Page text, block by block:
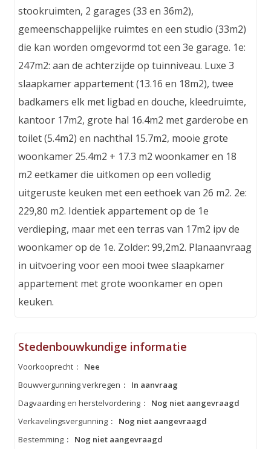
stookruimten, 2 garages (33 en 36m2),
gemeenschappelijke ruimtes en een studio (33m2)
die kan worden omgevormd tot een 3e garage. 1e:
247m2: aan de achterzijde op tuinniveau. Luxe 3
slaapkamer appartement (13.16 en 18m2), twee
badkamers elk met ligbad en douche, kleedruimte,
kantoor 17m2, grote hal 16.4m2 met garderobe en
toilet (5.4m2) en nachthal 15.7m2, mooie grote
woonkamer 25.4m2 + 17.3 m2 woonkamer en 18
m2 eetkamer die uitkomen op een volledig
uitgeruste keuken met een eethoek van 26 m2. 2e:
229,80 m2. Identiek appartement op de 1e
verdieping, maar met een terras van 17m2 ipv de
woonkamer op de 1e. Zolder: 99,2m2. Planaanvraag
in uitvoering voor een mooi twee slaapkamer
appartement met grote woonkamer en open
keuken.
Stedenbouwkundige informatie
Voorkooprecht :
Nee
Bouwvergunning verkregen :
In aanvraag
Dagvaarding en herstelvordering :
Nog niet aangevraagd
Verkavelingsvergunning :
Nog niet aangevraagd
Bestemming :
Nog niet aangevraagd